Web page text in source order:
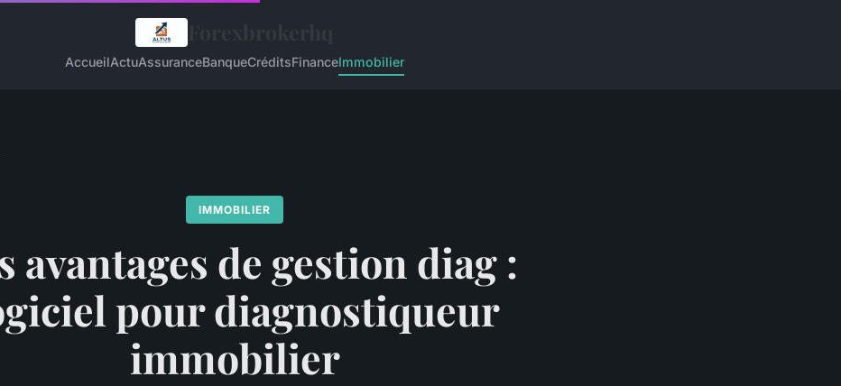
AccueilActuAssuranceBanqueCréditsFinanceImmobilier
IMMOBILIER
avantages de gestion diag :
pour diagnostiqueur
immobilier